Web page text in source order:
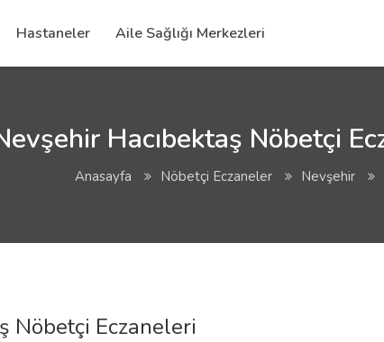
Hastaneler Aile Sağlığı Merkezleri
Hacıbektaş Nöbetçi
Anasayfa Nöbetçi Eczaneler Nevşehir
Nöbetçi Eczaneleri